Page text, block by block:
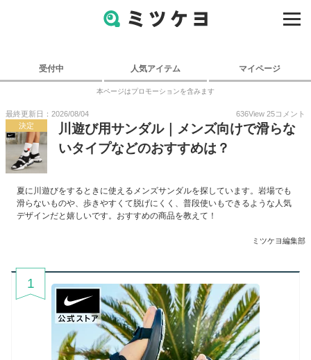
受付中 人気アイテム マイページ
本ページはプロモーションを含みます
最終更新日：2026/08/04 636View 25コメント
決定
川遊び用サンダル｜メンズ向けで滑らな
いタイプなどのおすすめは？
夏に川遊びをするときに使えるメンズサンダルを探しています。岩場でも
滑らないものや、歩きやすくて脱げにくく、普段使いもできるような人気
デザインだと嬉しいです。おすすめの商品を教えて！
ミツケヨ編集部
1